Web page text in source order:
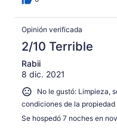
Touristen. Vielen Dank
besuchen. Liebe Grüße
Opinión verificada
2/10 Terrible
Rabii
8 dic. 2021
No le gustó: Limpieza,
condiciones de la propiedad
Se hospedó 7 noches en